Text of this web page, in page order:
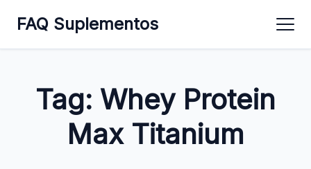
FAQ Suplementos
Tag: Whey Protein
Max Titanium